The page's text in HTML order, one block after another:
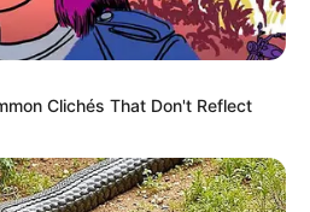
Clichés That Don't Reflect